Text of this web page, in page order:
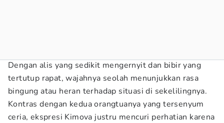
Dengan alis yang sedikit mengernyit dan bibir yang
tertutup rapat, wajahnya seolah menunjukkan rasa
bingung atau heran terhadap situasi di sekelilingnya.
Kontras dengan kedua orangtuanya yang tersenyum
ceria, ekspresi Kimova justru mencuri perhatian karena